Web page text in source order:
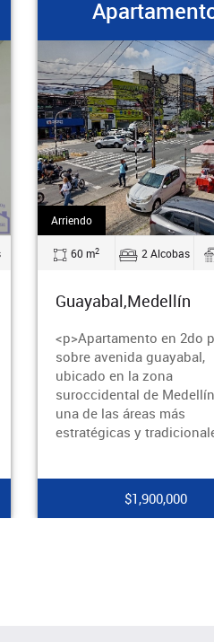
Apartamento
Arriendo
60 m 2 2 Alcobas
Guayabal,Medellín
<p>Apartamento en 2do
sobre avenida guayabal,
ubicado en la zona
suroccidental de Medellín,
una de las áreas más
estratégicas y tradicionales
$1,900,000